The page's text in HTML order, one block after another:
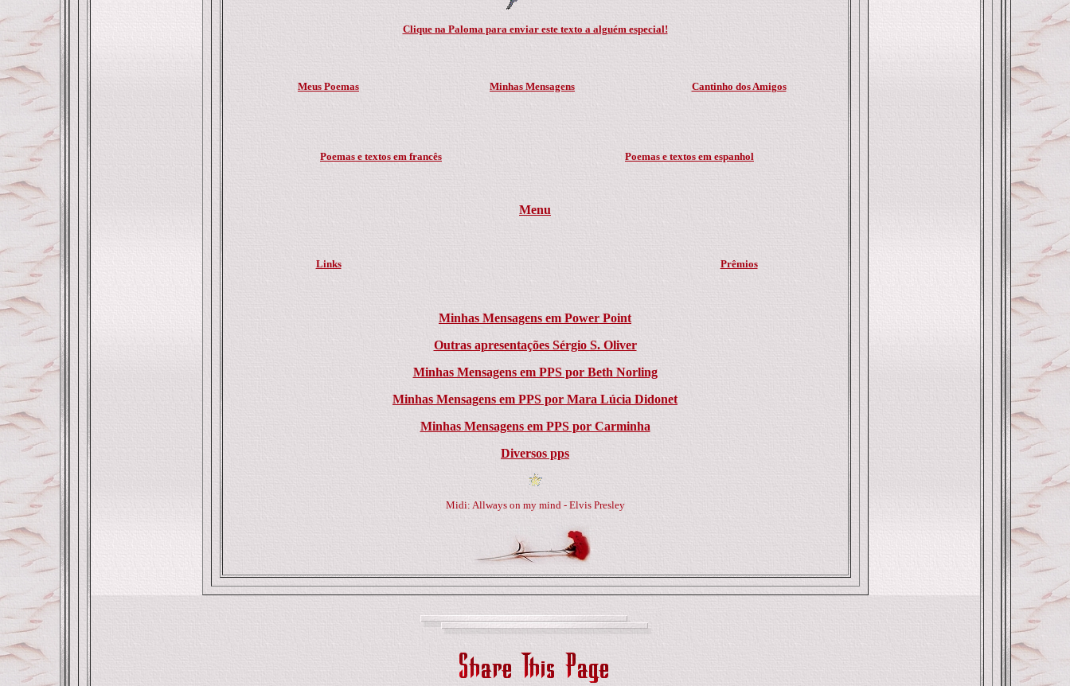
Clique na Paloma para enviar este texto a alguém especial!
Meus Poemas Minhas Mensagens Cantinho dos Amigos
Poemas e textos em francês Poemas e textos em espanhol
Menu
Links Prêmios
Minhas Mensagens em Power Point
Outras apresentações Sérgio S. Oliver
Minhas Mensagens em PPS por Beth Norling
Minhas Mensagens em PPS por Mara Lúcia Didonet
Minhas Mensagens em PPS por Carminha
Diversos pps
Midi: Allways on my mind - Elvis Presley